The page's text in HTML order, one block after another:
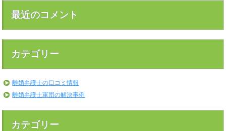
最近のコメント
カテゴリー
離婚弁護士の口コミ情報
離婚弁護士軍団の解決事例
カテゴリー